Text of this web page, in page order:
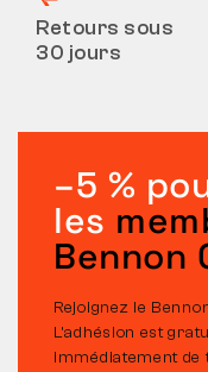
Retours sous
30 jours
–5 %
les
Bennon
Rejoignez le
L’adhésion est
immédiatement de